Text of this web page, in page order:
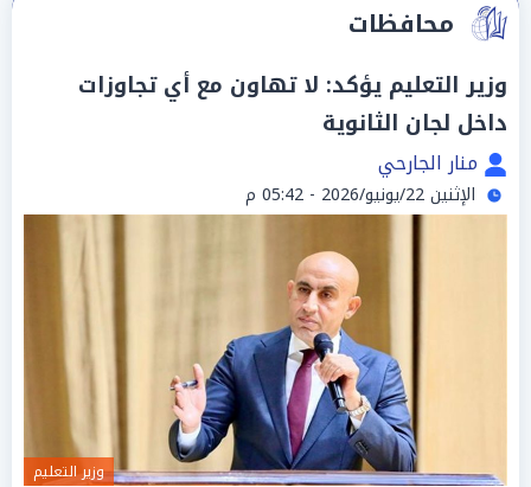
محافظات
وزير التعليم يؤكد: لا تهاون مع أي تجاوزات
داخل لجان الثانوية
منار الجارحي
الإثنين 22/يونيو/2026 - 05:42 م
وزير التعليم